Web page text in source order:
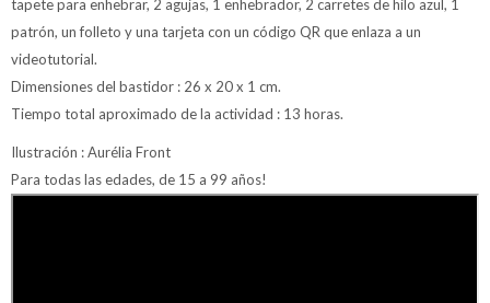
tapete para enhebrar, 2 agujas, 1 enhebrador, 2 carretes de hilo azul, 1
patrón, un folleto y una tarjeta con un código QR que enlaza a un
videotutorial.
Dimensiones del bastidor : 26 x 20 x 1 cm.
Tiempo total aproximado de la actividad : 13 horas.
Ilustración : Aurélia Front
Para todas las edades, de 15 a 99 años!